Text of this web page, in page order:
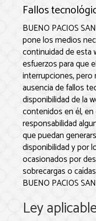
Fallos
BUENO PACIOS
pone los medios
continuidad de esta
esfuerzos para que
interrupciones, pero
ausencia de fallos
disponibilidad de la
contenidos en él,
responsabilidad
que puedan
disponibilidad y por
ocasionados por
sobrecargas o
BUENO PACIOS
Ley